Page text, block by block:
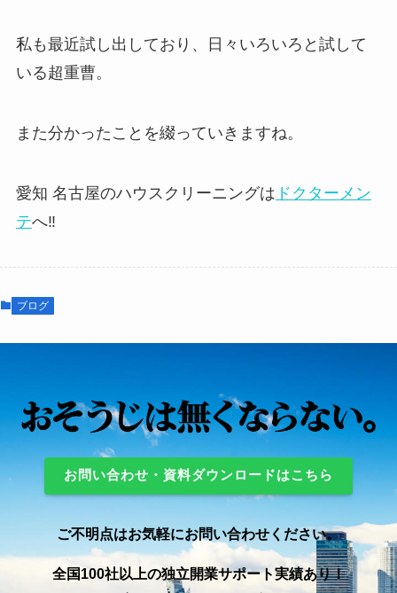
私も最近試し出しており、日々いろいろと試して
いる超重曹。
また分かったことを綴っていきますね。
愛知 名古屋のハウスクリーニングは ドクターメン
テへ‼️
ブログ
お問い合わせ・資料ダウンロードはこちら
ご不明点はお気軽にお問い合わせください。
全国100社以上の独立開業サポート実績あり！